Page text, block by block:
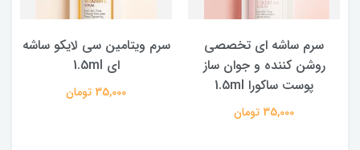
سرم ساشه ای تخصصی
روشن کننده و جوان ساز
پوست ساکورا 1.5ml
35,000 تومان
سرم ویتامین سی لایکو ساشه
ای 1.5ml
35,000 تومان